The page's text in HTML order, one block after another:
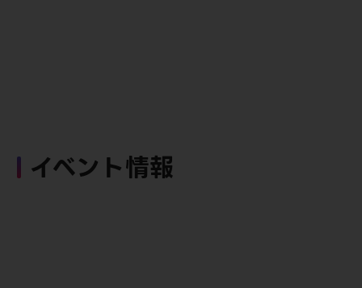
イベント情報